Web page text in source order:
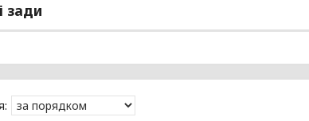
зади